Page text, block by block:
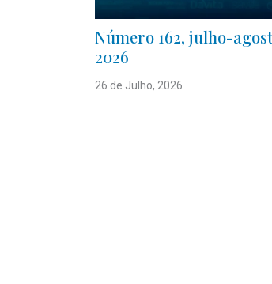
Número 162, julho-
2026
26 de Julho, 2026